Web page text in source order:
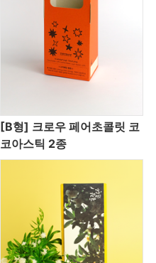
[B형] 크로우 페어초콜릿 코
코아스틱 2종